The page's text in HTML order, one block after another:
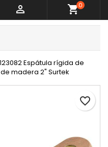
 shopping_cart0
123082 Espátula rígida de
madera 2" Surtek
favorite_border
Cancelar
Cancelar